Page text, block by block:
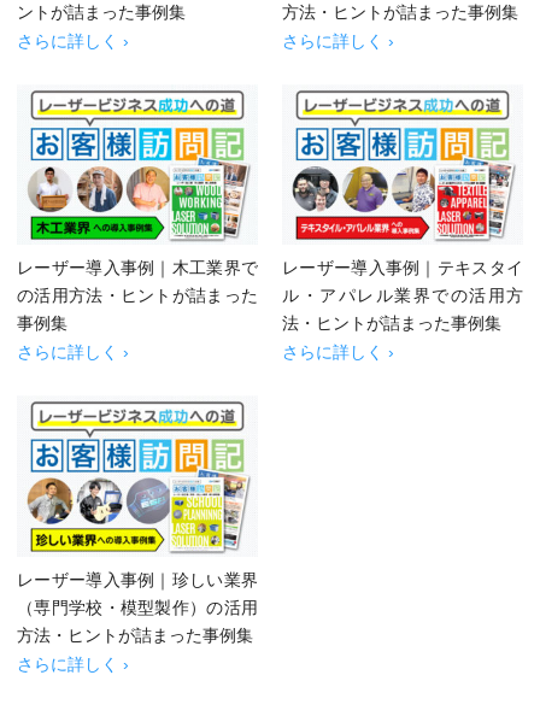
ントが詰まった事例集
さらに詳しく ›
方法・ヒントが詰まった事例集
さらに詳しく ›
レーザー導入事例｜木工業界で
の活用方法・ヒントが詰まった
事例集
さらに詳しく ›
レーザー導入事例｜テキスタイ
ル・アパレル業界での活用方
法・ヒントが詰まった事例集
さらに詳しく ›
レーザー導入事例｜珍しい業界
（専門学校・模型製作）の活用
方法・ヒントが詰まった事例集
さらに詳しく ›